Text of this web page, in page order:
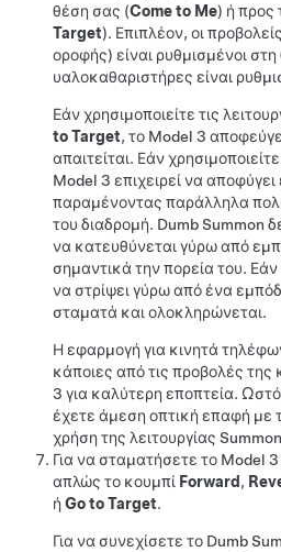
θέση σας (Come to Me) ή προς
Target). Επιπλέον, οι
οροφής) είναι ρυθμισμένοι
υαλοκαθαριστήρες είναι
Εάν χρησιμοποιείτε τις
to Target, το Model 3
απαιτείται. Εάν
Model 3 επιχειρεί να
παραμένοντας παράλληλα
του διαδρομή. Dumb Summon
να κατευθύνεται γύρω από
σημαντικά την πορεία του. Εάν
να στρίψει γύρω από ένα
σταματά και ολοκληρώνεται.
Η εφαρμογή για κινητά
κάποιες από τις προβολές
3 για καλύτερη εποπτεία.
έχετε άμεση οπτική επαφή με
χρήση της λειτουργίας
Για να σταματήσετε το Model 3
απλώς το κουμπί Forward ,
ή Go to Target.
Για να συνεχίσετε το Dumb